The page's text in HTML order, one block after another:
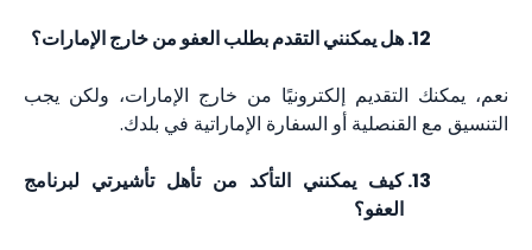
هل يمكنني التقدم بطلب العفو من خارج الإمارات؟
نعم، يمكنك التقديم إلكترونيًا من خارج الإمارات، ولكن يجب
التنسيق مع القنصلية أو السفارة الإماراتية في بلدك.
كيف يمكنني التأكد من تأهل تأشيرتي لبرنامج
العفو؟